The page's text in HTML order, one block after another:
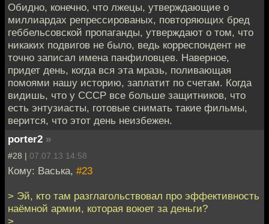
Обидно, конечно, что лжецы, утверждающие о
миллиардах репрессированых, повторяющих бред
геббельсовской пропаганды, утверждают о том, что
никаких подвигов не было, ведь корреспондент не
точно записал имена панфиловцев. Наверное,
придет день, когда вся эта мразь, поливающая
помоями нашу историю, заплатит по счетам. Когда
видишь, что у СССР все больше защитников, что
есть энтузиасты, готовые снимать такие фильмы,
верится, что этот день неизбежен.
porter2 »
#28 | 07.07.13 14:58
Кому: Васька, #23
> Эй, кто там разглагольствовал про эффективность
наёмной армии, которая воюет за деньги?
>